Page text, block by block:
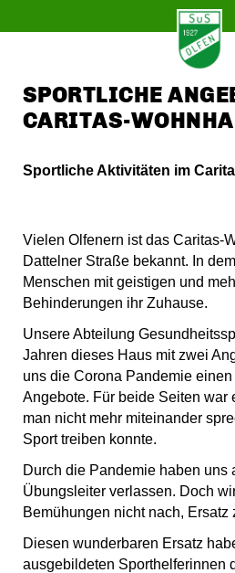
SPORTLICHE
CARITAS-
Sportliche Aktivitäten im
Vielen Olfenern ist das Caritas-
Dattelner Straße bekannt. In
Menschen mit geistigen und
Behinderungen ihr Zuhause.
Unsere Abteilung
Jahren dieses Haus mit zwei
uns die Corona Pandemie
Angebote. Für beide Seiten war
man nicht mehr miteinander
Sport treiben konnte.
Durch die Pandemie haben uns
Übungsleiter verlassen. Doch
Bemühungen nicht nach, Ersatz
Diesen wunderbaren Ersatz
ausgebildeten Sporthelferinnen